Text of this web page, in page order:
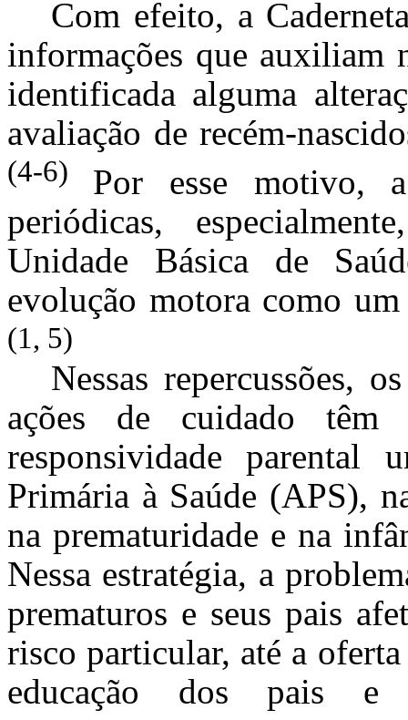
Com efeito, a
informações que auxiliam
identificada alguma
avaliação de recém-
(4-6) Por esse motivo, a
periódicas,
Unidade Básica de
evolução motora como
(1, 5)
Nessas repercussões,
ações de cuidado
responsividade parental
Primária à Saúde (APS),
na prematuridade e na
Nessa estratégia, a
prematuros e seus pais
risco particular, até a
educação dos pais e